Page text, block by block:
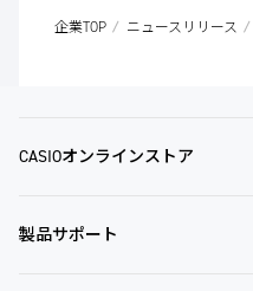
企業TOP ニュースリリース
CASIOオンラインストア
製品サポート